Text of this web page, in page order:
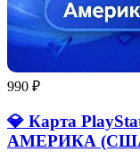
990 ₽
💎 Карта
АМЕРИКА